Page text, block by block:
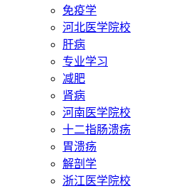
免疫学
河北医学院校
肝病
专业学习
减肥
肾病
河南医学院校
十二指肠溃疡
胃溃疡
解剖学
浙江医学院校